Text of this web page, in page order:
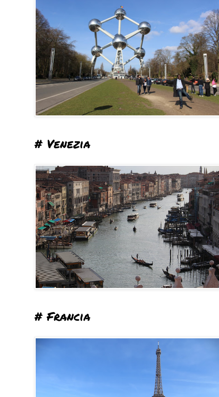
# Venezia
# Francia